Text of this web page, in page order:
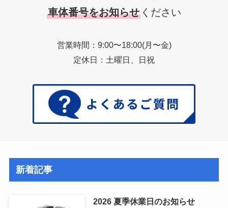
車体番号をお知らせ ください
営業時間：9:00〜18:00(月〜金)
定休日：土曜日、日祝
新着記事
2026 夏季休業日のお知らせ